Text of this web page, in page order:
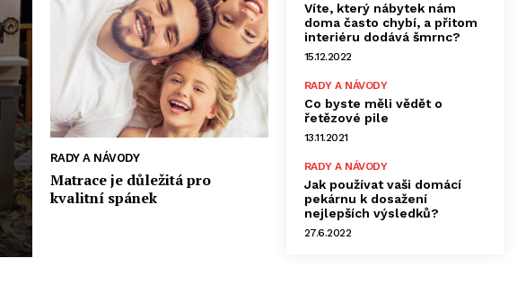
RADY A NÁVODY
Matrace je důležitá pro
kvalitní spánek
Víte, který nábytek nám
doma často chybí, a přitom
interiéru dodává šmrnc?
15.12.2022
RADY A NÁVODY
Co byste měli vědět o
řetězové pile
13.11.2021
RADY A NÁVODY
Jak používat vaši domácí
pekárnu k dosažení
nejlepších výsledků?
27.6.2022